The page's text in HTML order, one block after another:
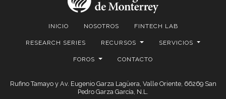
INICIO NOSOTROS FINTECH LAB
RESEARCH SERIES RECURSOS SERVICIOS
FOROS CONTACTO
Rufino Tamayo y Av. Eugenio Garza Lagüera, Valle Oriente, 66269 San
Pedro Garza García, N.L.